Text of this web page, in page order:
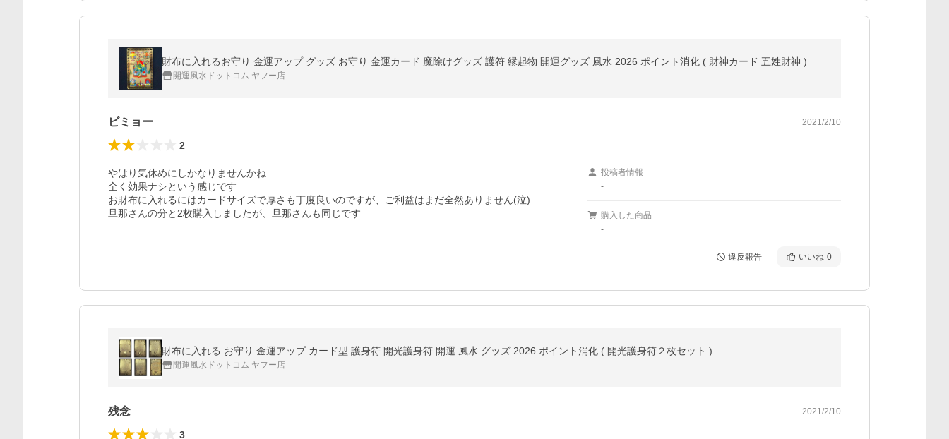
財布に入れるお守り 金運アップ グッズ お守り 金運カード 魔除けグッズ 護符 縁起物 開運グッズ 風水 2026 ポイント消化 ( 財神カード 五姓財神 )
開運風水ドットコム ヤフー店
ビミョー 2021/2/10
2
やはり気休めにしかなりませんかね
全く効果ナシという感じです
お財布に入れるにはカードサイズで厚さも丁度良いのですが、ご利益はまだ全然ありません(泣)
旦那さんの分と2枚購入しましたが、旦那さんも同じです
投稿者情報
-
購入した商品
-
違反報告 いいね 0
財布に入れる お守り 金運アップ カード型 護身符 開光護身符 開運 風水 グッズ 2026 ポイント消化 ( 開光護身符２枚セット )
開運風水ドットコム ヤフー店
残念 2021/2/10
3